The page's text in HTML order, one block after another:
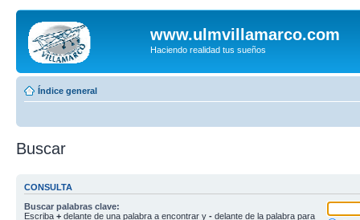
www.ulmvillamarco.com
Haciendo realidad tus sueños
Índice general
Buscar
CONSULTA
Buscar palabras clave:
Escriba + delante de una palabra a encontrar y - delante de la palabra para